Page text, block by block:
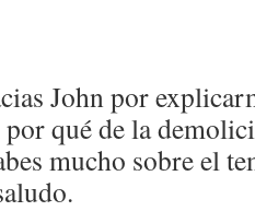
John por
qué de la
mucho sobre el